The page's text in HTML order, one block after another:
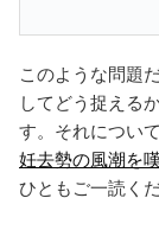
このような問題
してどう捉える
す。それについ
妊去勢の風潮を
ひともご一読くだ